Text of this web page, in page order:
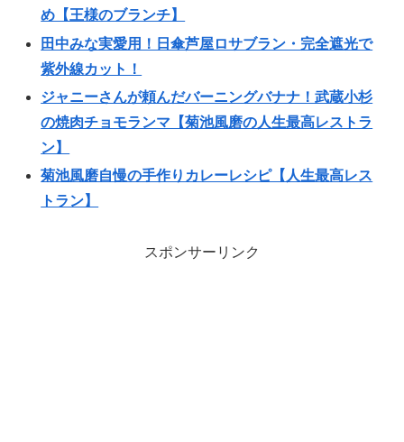
め【王様のブランチ】
田中みな実愛用！日傘芦屋ロサブラン・完全遮光で
紫外線カット！
ジャニーさんが頼んだバーニングバナナ！武蔵小杉
の焼肉チョモランマ【菊池風磨の人生最高レストラ
ン】
菊池風磨自慢の手作りカレーレシピ【人生最高レス
トラン】
スポンサーリンク